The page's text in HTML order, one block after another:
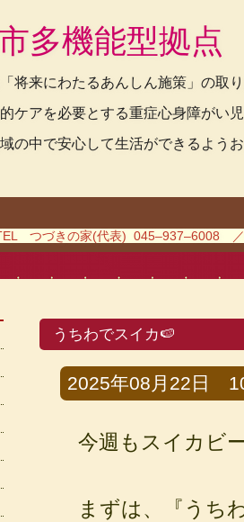
多機能型拠
将来にわたるあんしん施策」の取
ケアを必要とする重症心身障がい
の中で安心して生活ができるよう
つづきの家(代表) 045–937–6008
うちわでスイカ🍉
2025年08月22日
今週もスイカビ
まずは、『うち